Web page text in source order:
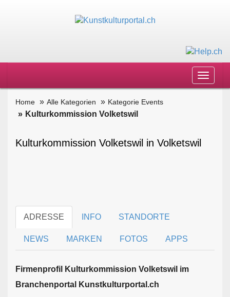
Toggle
Home Alle Kategorien Kategorie Events
Kulturkommission Volketswil
Kulturkommission Volketswil in Volketswil
ADRESSE INFO STANDORTE
NEWS MARKEN FOTOS APPS
Firmen­profil Kulturkommission Volketswil im
Branchen­portal Kunstkulturportal.ch